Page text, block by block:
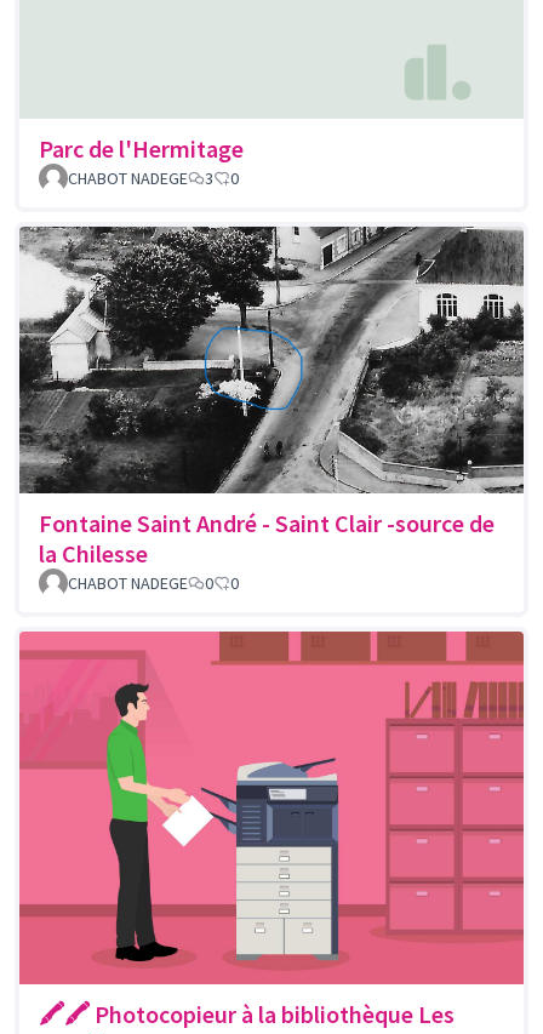
Parc de l'Hermitage
CHABOT NADEGE 3 0
Fontaine Saint André - Saint Clair -source de
la Chilesse
CHABOT NADEGE 0 0
🖍🖍 Photocopieur à la bibliothèque Les